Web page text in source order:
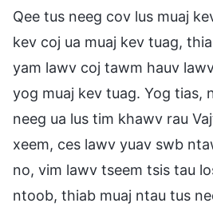
Qee tus neeg cov lus muaj
kev coj ua muaj kev tuag,
yam lawv coj tawm hauv
yog muaj kev tuag. Yog tias,
neeg ua lus tim khawv rau
xeem, ces lawv yuav swb
no, vim lawv tseem tsis tau
ntoob, thiab muaj ntau tus